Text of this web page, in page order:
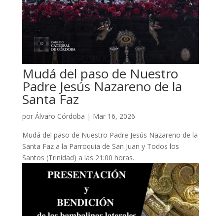
Mudá del paso de Nuestro
Padre Jesús Nazareno de la
Santa Faz
por Álvaro Córdoba | Mar 16, 2026
Mudá del paso de Nuestro Padre Jesús Nazareno de la
Santa Faz a la Parroquia de San Juan y Todos los
Santos (Trinidad) a las 21:00 horas.